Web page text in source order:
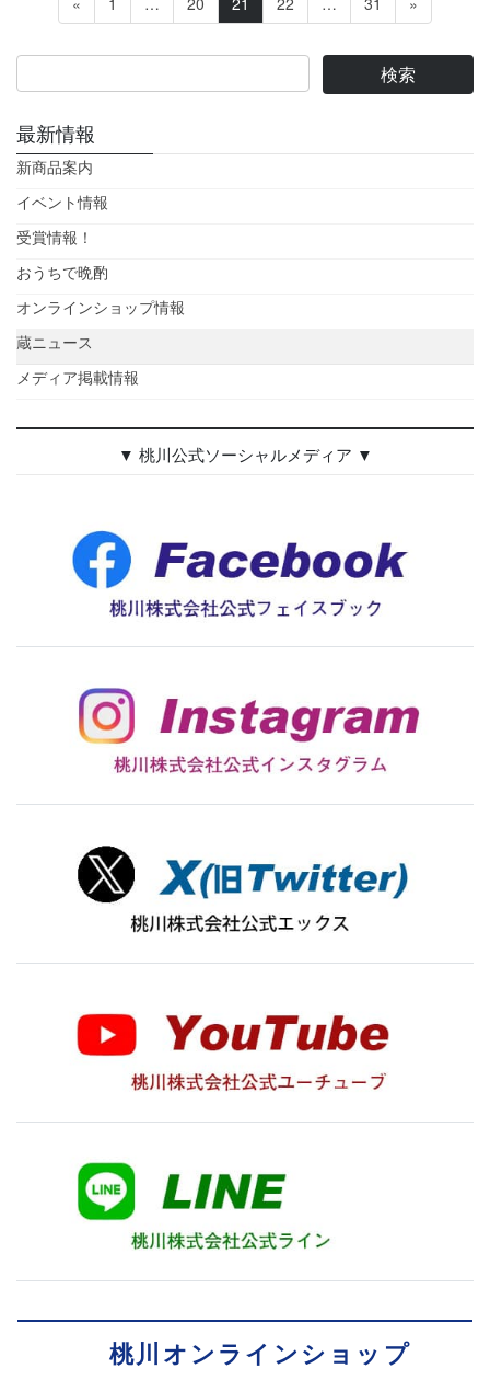
の
ペ
ー
ジ
送
り
定
ペ
定
ペ
定
ペ
定
ペ
定
ペ
最新情報
新商品案内
イベント情報
受賞情報！
おうちで晩酌
オンラインショップ情報
蔵ニュース
メディア掲載情報
▼ 桃川公式ソーシャルメディア ▼
桃川オンラインショップ